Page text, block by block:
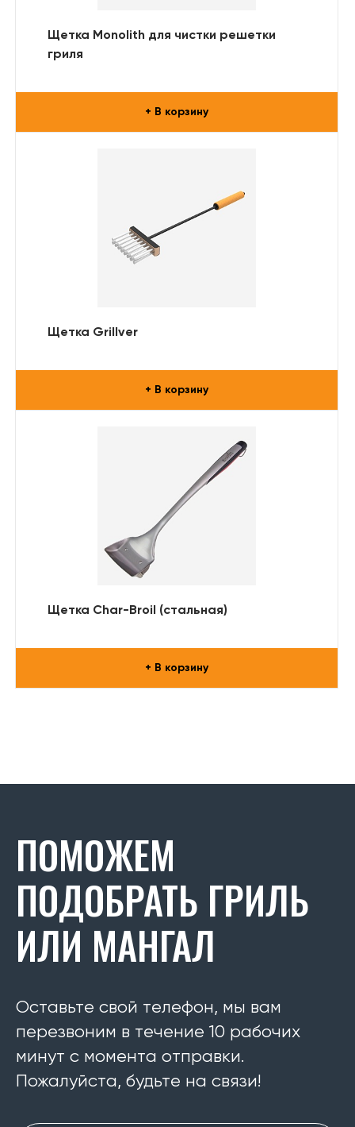
Щетка Monolith для чистки решетки
гриля
+ В корзину
Щетка Grillver
+ В корзину
Щетка Char-Broil (стальная)
+ В корзину
ПОМОЖЕМ
ПОДОБРАТЬ ГРИЛЬ
ИЛИ МАНГАЛ
Оставьте свой телефон, мы вам
перезвоним в течение 10 рабочих
минут с момента отправки.
Пожалуйста, будьте на связи!